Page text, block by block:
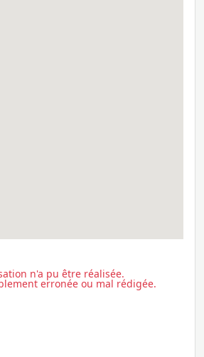
n'a pu être réalisée.
erronée ou mal rédigée.